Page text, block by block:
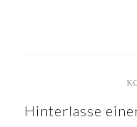
Hinterlasse